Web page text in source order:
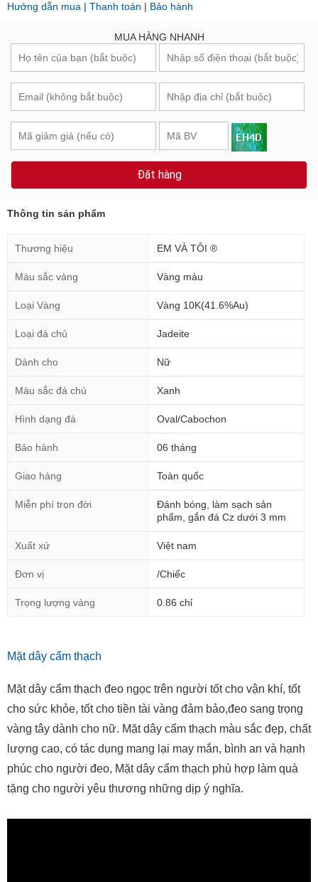
Hướng dẫn mua | Thanh toán | Bảo hành
MUA HÀNG NHANH
Đặt hàng
Thông tin sản phẩm
Thương hiệu EM VÀ TÔI ®
Màu sắc vàng Vàng màu
Loại Vàng Vàng 10K(41.6%Au)
Loại đá chủ Jadeite
Dành cho Nữ
Màu sắc đá chủ Xanh
Hình dạng đá Oval/Cabochon
Bảo hành 06 tháng
Giao hàng Toàn quốc
Miễn phí trọn đời
Đánh bóng, làm sạch sản
phẩm, gắn đá Cz dưới 3 mm
Xuất xứ Việt nam
Đơn vị /Chiếc
Trọng lượng vàng 0.86 chỉ
Mặt dây cẩm thạch
Mặt dây cẩm thạch đeo ngọc trên người tốt cho vận khí, tốt
cho sức khỏe, tốt cho tiền tài vàng đảm bảo,đeo sang trọng
vàng tây dành cho nữ. Mặt dây cẩm thạch màu sắc đẹp, chất
lượng cao, có tác dụng mang lại may mắn, bình an và hạnh
phúc cho người đeo, Mặt dây cẩm thạch phù hợp làm quà
tặng cho người yêu thương những dịp ý nghĩa.